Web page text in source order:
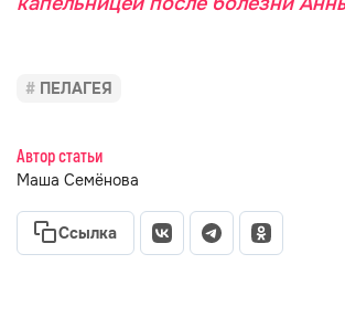
ПЕЛАГЕЯ
Автор статьи
Маша Семёнова
Ссылка